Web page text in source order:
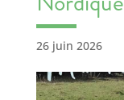
26 juin 2026